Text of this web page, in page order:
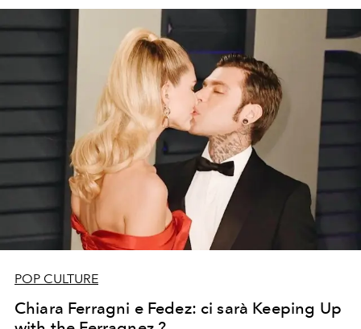
intervento. E il rapper su Twitter pubblica il video della
telefonata. ​Scontro Fedez- Lega su Ddl Zan, Salvini: "Lo
reinvito a bere un caffè per parlare di libertà e di diritti".
Letta: "Rai si scusi". Di Maio: "No a censura"
POP CULTURE
Chiara Ferragni e Fedez: ci sarà Keeping Up